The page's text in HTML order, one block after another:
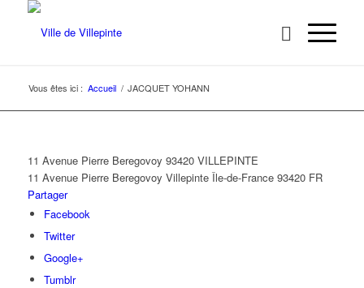
Vous êtes ici : Accueil / JACQUET YOHANN
11 Avenue Pierre Beregovoy 93420 VILLEPINTE
11 Avenue Pierre Beregovoy Villepinte Île-de-France 93420 FR
Partager
Facebook
Twitter
Google+
Tumblr